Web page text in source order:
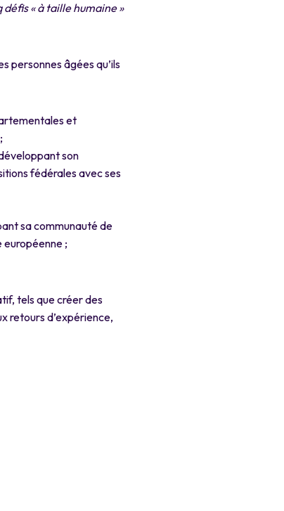
défis « à taille humaine »
personnes âgées qu’ils
et
son
fédérales avec ses
sa communauté de
;
tels que créer des
retours d’expérience,